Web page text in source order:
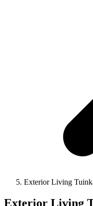
Exterior Living
Exterior Living